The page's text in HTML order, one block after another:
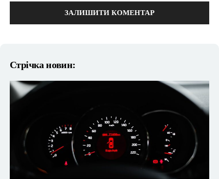
Стрічка новин: